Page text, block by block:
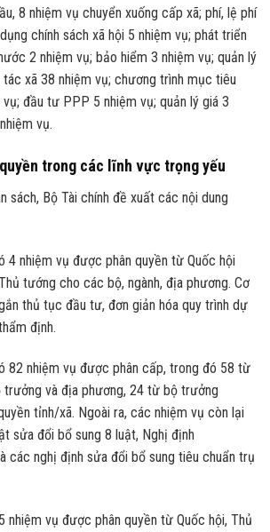
8 nhiệm vụ chuyển xuống cấp xã; phí, lệ phí
chính sách xã hội 5 nhiệm vụ; phát triển
2 nhiệm vụ; bảo hiểm 3 nhiệm vụ; quản lý
tác xã 38 nhiệm vụ; chương trình mục tiêu
đầu tư PPP 5 nhiệm vụ; quản lý giá 3
vụ.
trong các lĩnh vực trọng yếu
sách, Bộ Tài chính đề xuất các nội dung
4 nhiệm vụ được phân quyền từ Quốc hội
tướng cho các bộ, ngành, địa phương. Cơ
thủ tục đầu tư, đơn giản hóa quy trình dự
định.
82 nhiệm vụ được phân cấp, trong đó 58 từ
và địa phương, 24 từ bộ trưởng
tỉnh/xã. Ngoài ra, các nhiệm vụ còn lại
sửa đổi bổ sung 8 luật, Nghị định
các nghị định sửa đổi bổ sung tiêu chuẩn trụ
nhiệm vụ được phân quyền từ Quốc hội, Thủ